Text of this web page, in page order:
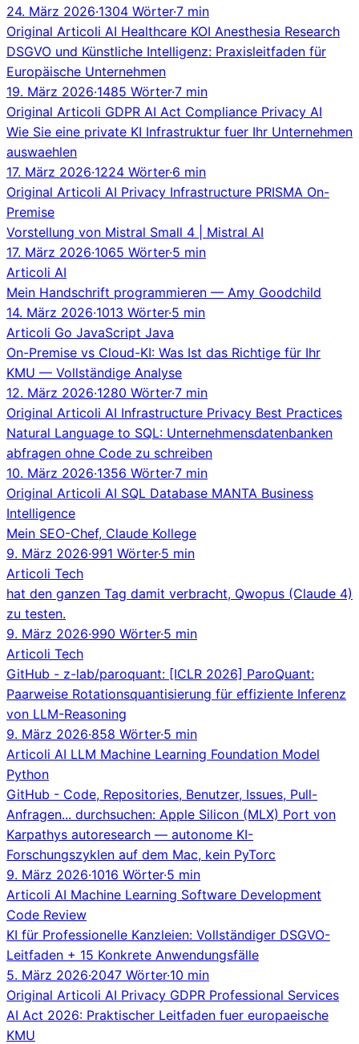
24. März 2026·1304 Wörter·7 min
Original Articoli AI Healthcare KOI Anesthesia Research
DSGVO und Künstliche Intelligenz: Praxisleitfaden für
Europäische Unternehmen
19. März 2026·1485 Wörter·7 min
Original Articoli GDPR AI Act Compliance Privacy AI
Wie Sie eine private KI Infrastruktur fuer Ihr Unternehmen
auswaehlen
17. März 2026·1224 Wörter·6 min
Original Articoli AI Privacy Infrastructure PRISMA On-
Premise
Vorstellung von Mistral Small 4 | Mistral AI
17. März 2026·1065 Wörter·5 min
Articoli AI
Mein Handschrift programmieren — Amy Goodchild
14. März 2026·1013 Wörter·5 min
Articoli Go JavaScript Java
On-Premise vs Cloud-KI: Was Ist das Richtige für Ihr
KMU — Vollständige Analyse
12. März 2026·1280 Wörter·7 min
Original Articoli AI Infrastructure Privacy Best Practices
Natural Language to SQL: Unternehmensdatenbanken
abfragen ohne Code zu schreiben
10. März 2026·1356 Wörter·7 min
Original Articoli AI SQL Database MANTA Business
Intelligence
Mein SEO-Chef, Claude Kollege
9. März 2026·991 Wörter·5 min
Articoli Tech
hat den ganzen Tag damit verbracht, Qwopus (Claude 4)
zu testen.
9. März 2026·990 Wörter·5 min
Articoli Tech
GitHub - z-lab/paroquant: [ICLR 2026] ParoQuant:
Paarweise Rotationsquantisierung für effiziente Inferenz
von LLM-Reasoning
9. März 2026·858 Wörter·5 min
Articoli AI LLM Machine Learning Foundation Model
Python
GitHub - Code, Repositories, Benutzer, Issues, Pull-
Anfragen... durchsuchen: Apple Silicon (MLX) Port von
Karpathys autoresearch — autonome KI-
Forschungszyklen auf dem Mac, kein PyTorc
9. März 2026·1016 Wörter·5 min
Articoli AI Machine Learning Software Development
Code Review
KI für Professionelle Kanzleien: Vollständiger DSGVO-
Leitfaden + 15 Konkrete Anwendungsfälle
5. März 2026·2047 Wörter·10 min
Original Articoli AI Privacy GDPR Professional Services
AI Act 2026: Praktischer Leitfaden fuer europaeische
KMU